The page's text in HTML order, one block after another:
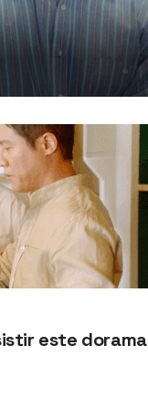
este dorama